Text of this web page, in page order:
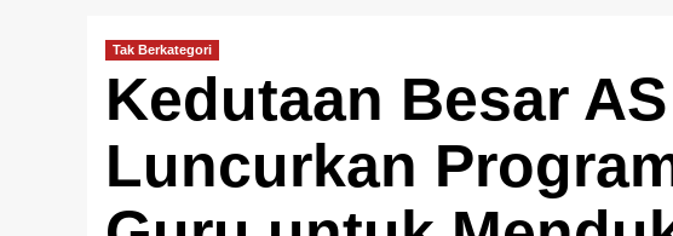
Tak Berkategori
Kedutaan Besar
Luncurkan